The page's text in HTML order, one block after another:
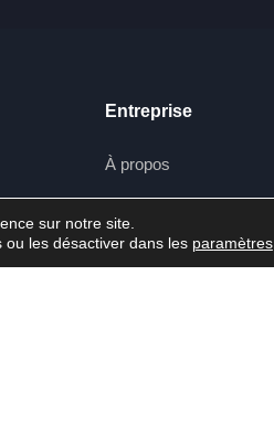
Entreprise
À propos
Portfolio
Équipe
sur notre site.
ou les désactiver dans les paramètres.